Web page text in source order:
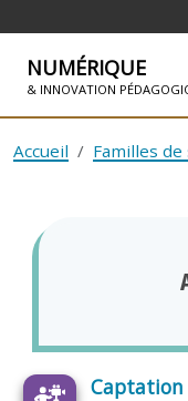
NUMÉRIQUE
& INNOVATION
Accueil Familles